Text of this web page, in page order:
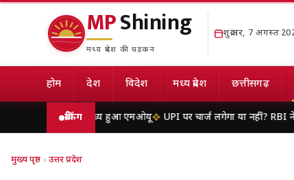
MPShining
मध्य प्रदेश की धड़कन
शुक्रवार, 7 अगस्त
होम देश विदेश मध्य प्रदेश छत्तीसगढ़
ब्रेकिंग
के मध्य हुआ एमओयू UPI पर चार्ज लगेगा या नहीं? RBI ने अफवाहों पर
मुख्य पृष्ठ › उत्तर प्रदेश